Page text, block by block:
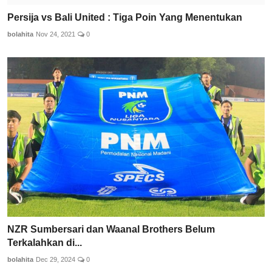
Persija vs Bali United : Tiga Poin Yang Menentukan
bolahita Nov 24, 2021 0
NZR Sumbersari dan Waanal Brothers Belum
Terkalahkan di...
bolahita Dec 29, 2024 0